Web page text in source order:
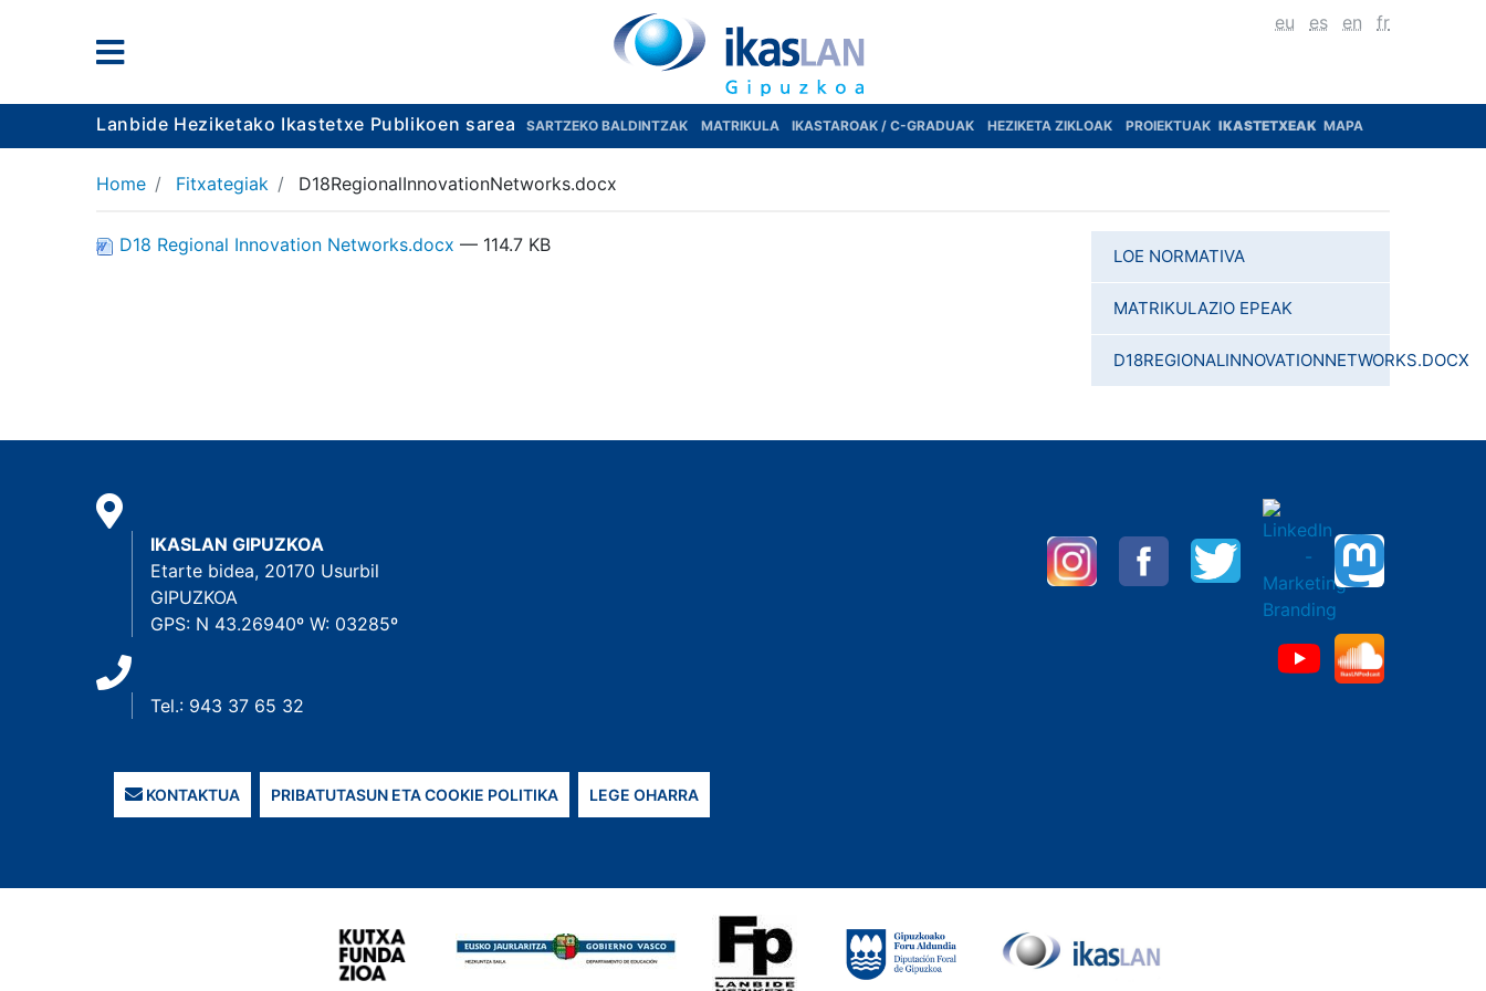
eu es en fr
Lanbide Heziketako Ikastetxe Publikoen sarea SARTZEKO BALDINTZAK MATRIKULA IKASTAROAK / C-GRADUAK HEZIKETA ZIKLOAK PROIEKTUAK IKASTETXEAK MAPA
Home Fitxategiak D18RegionalInnovationNetworks.docx
D18 Regional Innovation Networks.docx — 114.7 KB
LOE NORMATIVA
MATRIKULAZIO EPEAK
D18REGIONALINNOVATIONNETWORKS.DOCX
IKASLAN GIPUZKOA
Etarte bidea, 20170 Usurbil
GIPUZKOA
GPS: N 43.26940º W: 03285º
Tel.: 943 37 65 32
KONTAKTUA PRIBATUTASUN ETA COOKIE POLITIKA LEGE OHARRA